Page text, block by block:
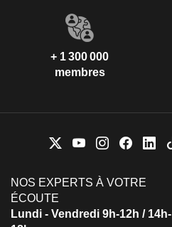
+ 1 300 000
membres
NOS EXPERTS À VOTRE
ÉCOUTE
Lundi - Vendredi 9h-12h / 14h-